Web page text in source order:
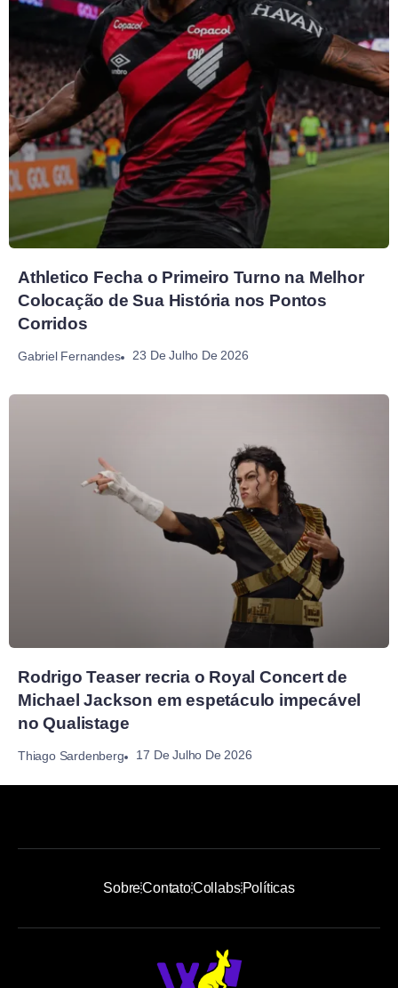
Athletico Fecha o Primeiro Turno na Melhor
Colocação de Sua História nos Pontos
Corridos
Gabriel Fernandes 23 De Julho De 2026
Rodrigo Teaser recria o Royal Concert de
Michael Jackson em espetáculo impecável
no Qualistage
Thiago Sardenberg 17 De Julho De 2026
SobreContatoCollabsPolíticas